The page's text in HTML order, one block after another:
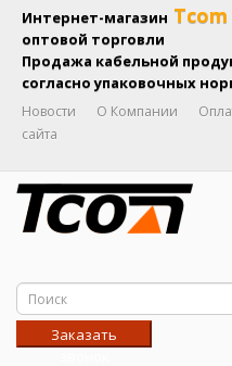
Интернет-магазин Tcom
оптовой торговли
Продажа кабельной
согласно упаковочных
Новости О Компании
сайта
Заказать